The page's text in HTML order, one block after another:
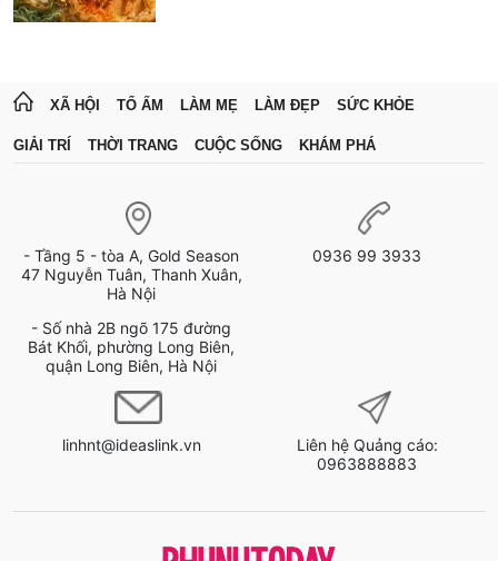
XÃ HỘI TỔ ẤM LÀM MẸ LÀM ĐẸP SỨC KHỎE
GIẢI TRÍ THỜI TRANG CUỘC SỐNG KHÁM PHÁ
- Tầng 5 - tòa A, Gold Season
47 Nguyễn Tuân, Thanh Xuân,
Hà Nội
- Số nhà 2B ngõ 175 đường
Bát Khối, phường Long Biên,
quận Long Biên, Hà Nội
0936 99 3933
linhnt@ideaslink.vn
Liên hệ Quảng cáo:
0963888883